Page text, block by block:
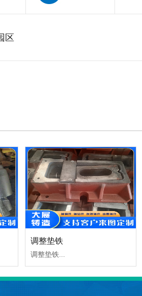
区
调整垫铁
调整垫铁...